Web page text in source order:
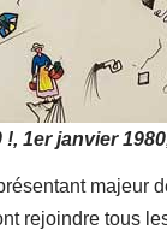
1er janvier
majeur
rejoindre tous